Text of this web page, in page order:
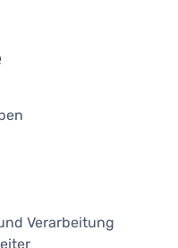
Verarbeitung